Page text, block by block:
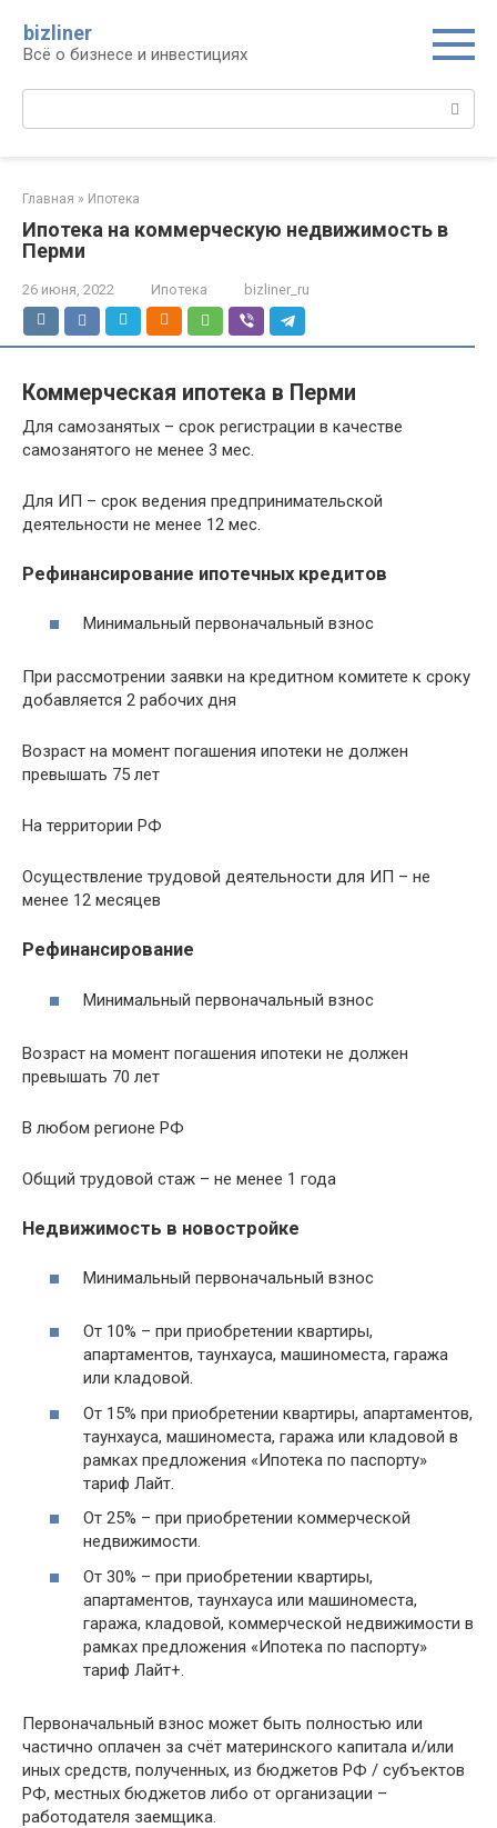
контенту
bizliner
Всё о бизнесе и инвестициях
Поиск:
Главная » Ипотека
Ипотека на коммерческую недвижимость в
Перми
26 июня, 2022 Ипотека bizliner_ru
Коммерческая ипотека в Перми
Для самозанятых – срок регистрации в качестве
самозанятого не менее 3 мес.
Для ИП – срок ведения предпринимательской
деятельности не менее 12 мес.
Рефинансирование ипотечных кредитов
Минимальный первоначальный взнос
При рассмотрении заявки на кредитном комитете к сроку
добавляется 2 рабочих дня
Возраст на момент погашения ипотеки не должен
превышать 75 лет
На территории РФ
Осуществление трудовой деятельности для ИП – не
менее 12 месяцев
Рефинансирование
Минимальный первоначальный взнос
Возраст на момент погашения ипотеки не должен
превышать 70 лет
В любом регионе РФ
Общий трудовой стаж – не менее 1 года
Недвижимость в новостройке
Минимальный первоначальный взнос
От 10% – при приобретении квартиры,
апартаментов, таунхауса, машиноместа, гаража
или кладовой.
От 15% при приобретении квартиры, апартаментов,
таунхауса, машиноместа, гаража или кладовой в
рамках предложения «Ипотека по паспорту»
тариф Лайт.
От 25% – при приобретении коммерческой
недвижимости.
От 30% – при приобретении квартиры,
апартаментов, таунхауса или машиноместа,
гаража, кладовой, коммерческой недвижимости в
рамках предложения «Ипотека по паспорту»
тариф Лайт+.
Первоначальный взнос может быть полностью или
частично оплачен за счёт материнского капитала и/или
иных средств, полученных, из бюджетов РФ / субъектов
РФ, местных бюджетов либо от организации –
работодателя заемщика.